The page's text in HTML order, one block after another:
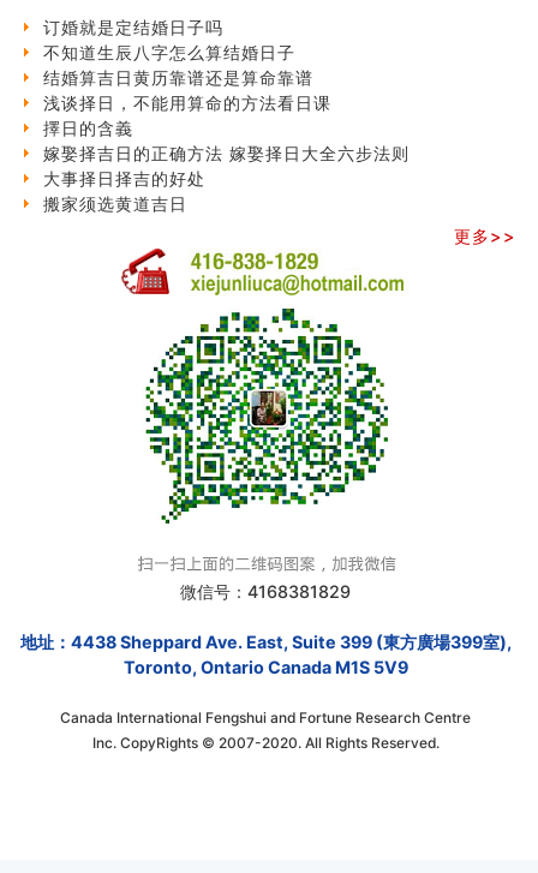
订婚就是定结婚日子吗
不知道生辰八字怎么算结婚日子
结婚算吉日黄历靠谱还是算命靠谱
浅谈择日，不能用算命的方法看日课
擇日的含義
嫁娶择吉日的正确方法 嫁娶择日大全六步法则
大事择日择吉的好处
搬家须选黄道吉日
更多>>
微信号：4168381829
地址：4438 Sheppard Ave. East, Suite 399 (東方廣場399室),
Toronto, Ontario Canada M1S 5V9
Canada International Fengshui and Fortune Research Centre
Inc. CopyRights © 2007-2020. All Rights Reserved.